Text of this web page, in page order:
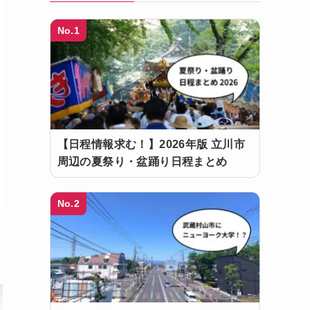
No.1
【日程情報求む！】2026年版 立川市
周辺の夏祭り・盆踊り日程まとめ
No.2